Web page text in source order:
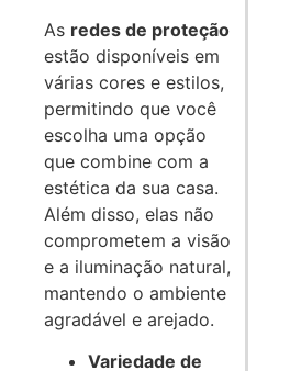
As redes de proteção
estão disponíveis em
várias cores e estilos,
permitindo que você
escolha uma opção
que combine com a
estética da sua casa.
Além disso, elas não
comprometem a visão
e a iluminação natural,
mantendo o ambiente
agradável e arejado.
Variedade de